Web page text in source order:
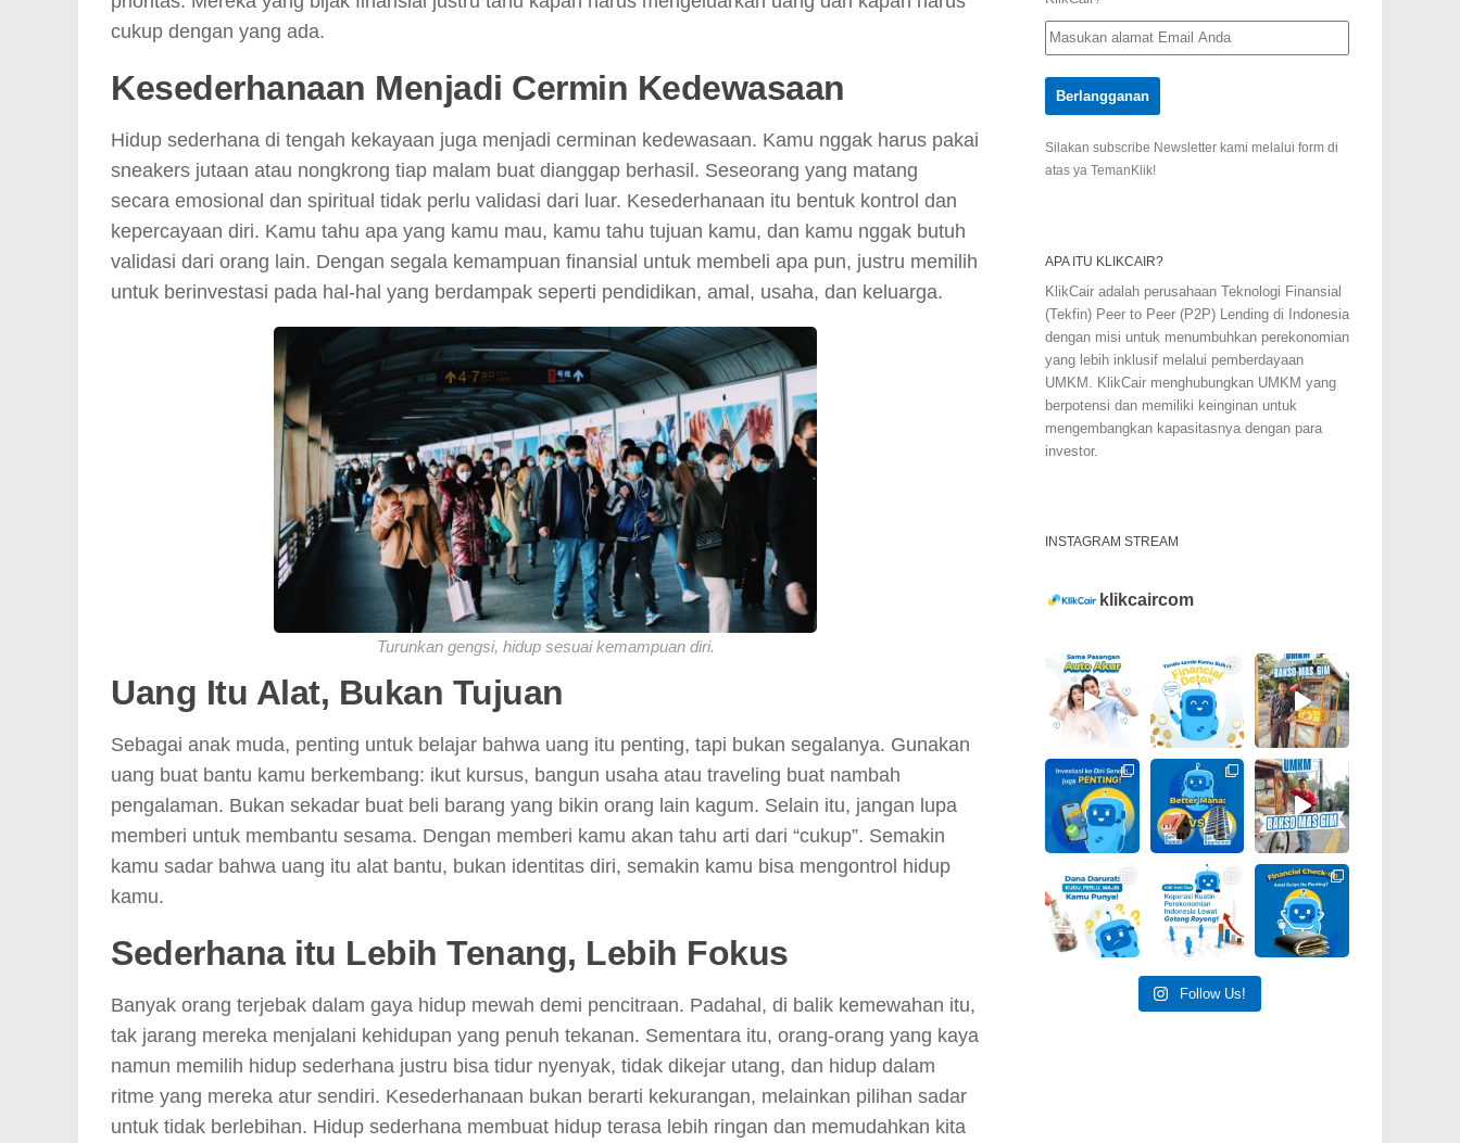
cukup dengan yang ada.
Kesederhanaan Menjadi Cermin Kedewasaan
Hidup sederhana di tengah kekayaan juga menjadi cerminan kedewasaan. Kamu nggak harus pakai
sneakers jutaan atau nongkrong tiap malam buat dianggap berhasil. Seseorang yang matang
secara emosional dan spiritual tidak perlu validasi dari luar. Kesederhanaan itu bentuk kontrol dan
kepercayaan diri. Kamu tahu apa yang kamu mau, kamu tahu tujuan kamu, dan kamu nggak butuh
validasi dari orang lain. Dengan segala kemampuan finansial untuk membeli apa pun, justru memilih
untuk berinvestasi pada hal-hal yang berdampak seperti pendidikan, amal, usaha, dan keluarga.
Turunkan gengsi, hidup sesuai kemampuan diri.
Uang Itu Alat, Bukan Tujuan
Sebagai anak muda, penting untuk belajar bahwa uang itu penting, tapi bukan segalanya. Gunakan
uang buat bantu kamu berkembang: ikut kursus, bangun usaha atau traveling buat nambah
pengalaman. Bukan sekadar buat beli barang yang bikin orang lain kagum. Selain itu, jangan lupa
memberi untuk membantu sesama. Dengan memberi kamu akan tahu arti dari “cukup”. Semakin
kamu sadar bahwa uang itu alat bantu, bukan identitas diri, semakin kamu bisa mengontrol hidup
kamu.
Sederhana itu Lebih Tenang, Lebih Fokus
Banyak orang terjebak dalam gaya hidup mewah demi pencitraan. Padahal, di balik kemewahan itu,
tak jarang mereka menjalani kehidupan yang penuh tekanan. Sementara itu, orang-orang yang kaya
namun memilih hidup sederhana justru bisa tidur nyenyak, tidak dikejar utang, dan hidup dalam
ritme yang mereka atur sendiri. Kesederhanaan bukan berarti kekurangan, melainkan pilihan sadar
untuk tidak berlebihan. Hidup sederhana membuat hidup terasa lebih ringan dan memudahkan kita
Silakan subscribe Newsletter kami melalui form di
atas ya TemanKlik!
APA ITU KLIKCAIR?
KlikCair adalah perusahaan Teknologi Finansial
(Tekfin) Peer to Peer (P2P) Lending di Indonesia
dengan misi untuk menumbuhkan perekonomian
yang lebih inklusif melalui pemberdayaan
UMKM. KlikCair menghubungkan UMKM yang
berpotensi dan memiliki keinginan untuk
mengembangkan kapasitasnya dengan para
investor.
INSTAGRAM STREAM
klikcaircom
Follow Us!